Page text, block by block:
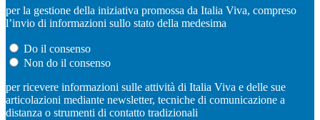
per la gestione della iniziativa promossa da Italia Viva, compreso
l’invio di informazioni sullo stato della medesima
Do il consenso
Non do il consenso
per ricevere informazioni sulle attività di Italia Viva e delle sue
articolazioni mediante newsletter, tecniche di comunicazione a
distanza o strumenti di contatto tradizionali